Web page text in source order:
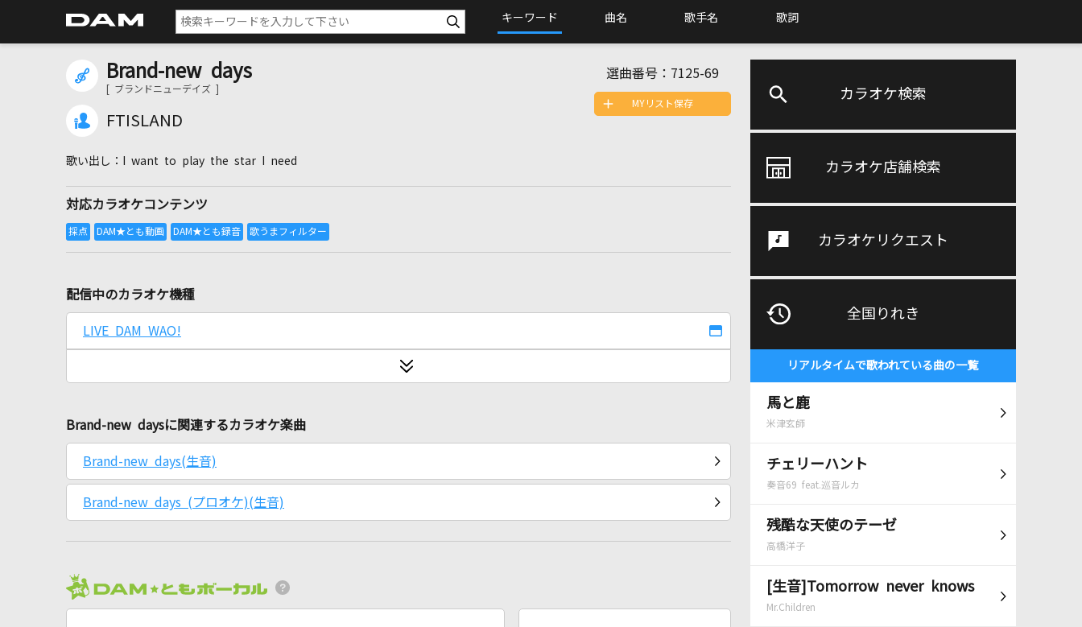
キーワード 曲名 歌手名 歌詞
カラオケ検索
カラオケ店舗検索
カラオケリクエスト
全国りれき
リアルタイムで歌われている曲の一覧
馬と鹿
米津玄師
チェリーハント
奏音69 feat.巡音ルカ
残酷な天使のテーゼ
高橋洋子
[生音]Tomorrow never knows
Mr.Children
Brand-new days
[ ブランドニューデイズ ]
FTISLAND
選曲番号： 7125-69
I want to play the star I need
対応カラオケコンテンツ
MYリスト保存
配信中のカラオケ機種
LIVE DAM WAO!
Brand-new daysに関連するカラオケ楽曲
Brand-new days(生音)
Brand-new days (プロオケ)(生音)